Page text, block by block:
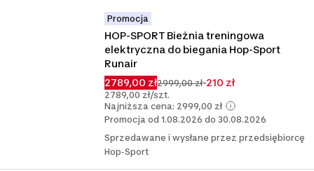
Promocja
HOP-SPORT Bieżnia treningowa
elektryczna do biegania Hop-Sport
Runair
2789,00 zł2999,00 zł-210 zł
2789,00 zł/szt.
Najniższa cena: 2999,00 zł
Promocja od 1.08.2026 do 30.08.2026
Sprzedawane i wysłane przez przedsiębiorcę
Hop-Sport